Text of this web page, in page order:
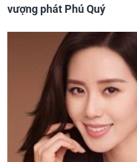
vượng phát Phú Quý